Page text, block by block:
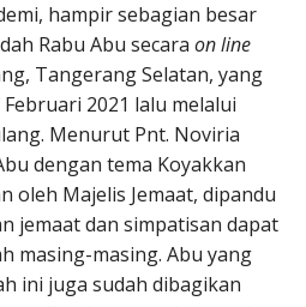
hampir sebagian besar
Rabu Abu secara on line
Tangerang Selatan, yang
2021 lalu melalui
Menurut Pnt. Noviria
dengan tema Koyakkan
oleh Majelis Jemaat, dipandu
jemaat dan simpatisan dapat
masing-masing. Abu yang
ini juga sudah dibagikan